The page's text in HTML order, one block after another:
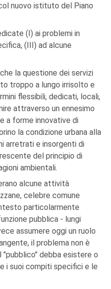
nuovo istituto del Piano
(I) ai problemi in
(III) ad alcune
la questione dei servizi
troppo a lungo irrisolto e
flessibili, dedicati, locali,
attraverso un ennesimo
a forme innovative di
la condizione urbana alla
arretrati e insorgenti di
del principio di
ambientali.
alcune attività
celebre comune
particolarmente
pubblica - lungi
assumere oggi un ruolo
il problema non è
debba esistere o
i suoi compiti specifici e le